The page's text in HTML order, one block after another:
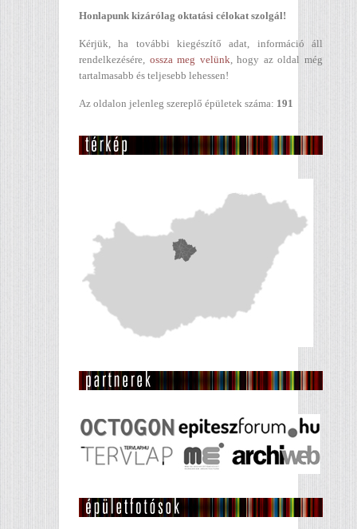
Honlapunk kizárólag oktatási célokat szolgál!
Kérjük, ha további kiegészítő adat, információ áll
rendelkezésére, ossza meg velünk, hogy az oldal még
tartalmasabb és teljesebb lehessen!
Az oldalon jelenleg szereplő épületek száma: 191